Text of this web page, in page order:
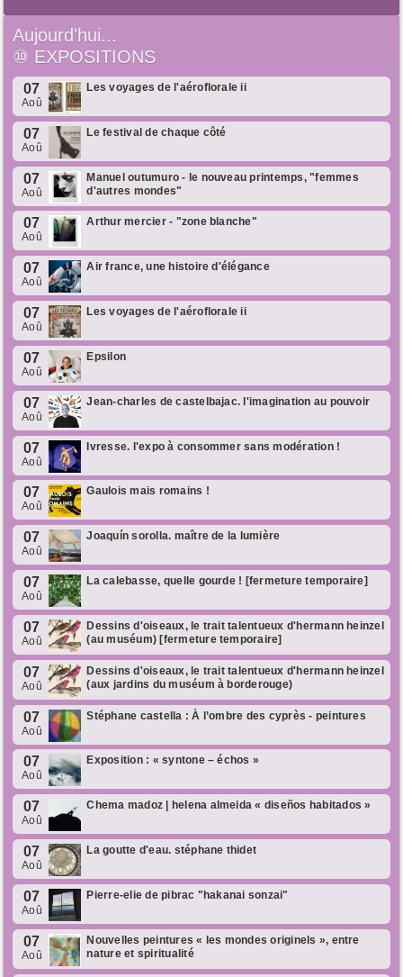
Aujourd'hui...
⑩ EXPOSITIONS
07
Aoû
Les voyages de l'aéroflorale ii
07
Aoû
Le festival de chaque côté
07
Aoû
Manuel outumuro - le nouveau printemps, "femmes
d'autres mondes"
07
Aoû
Arthur mercier - "zone blanche"
07
Aoû
Air france, une histoire d'élégance
07
Aoû
Les voyages de l'aéroflorale ii
07
Aoû
Epsilon
07
Aoû
Jean-charles de castelbajac. l'imagination au pouvoir
07
Aoû
Ivresse. l'expo à consommer sans modération !
07
Aoû
Gaulois mais romains !
07
Aoû
Joaquín sorolla. maître de la lumière
07
Aoû
La calebasse, quelle gourde ! [fermeture temporaire]
07
Aoû
Dessins d'oiseaux, le trait talentueux d'hermann heinzel
(au muséum) [fermeture temporaire]
07
Aoû
Dessins d'oiseaux, le trait talentueux d'hermann heinzel
(aux jardins du muséum à borderouge)
07
Aoû
Stéphane castella : À l’ombre des cyprès - peintures
07
Aoû
Exposition : « syntone – échos »
07
Aoû
Chema madoz | helena almeida « diseños habitados »
07
Aoû
La goutte d'eau. stéphane thidet
07
Aoû
Pierre-elie de pibrac "hakanai sonzai"
07
Aoû
Nouvelles peintures « les mondes originels », entre
nature et spiritualité